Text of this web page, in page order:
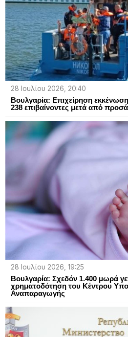
28 Ιουλίου 2026, 20:40
Βουλγαρία: Επιχείρηση
238 επιβαίνοντες μετά από
28 Ιουλίου 2026, 19:25
Βουλγαρία: Σχεδόν 1.400 μωρά
χρηματοδότηση του Κέντρου
Αναπαραγωγής